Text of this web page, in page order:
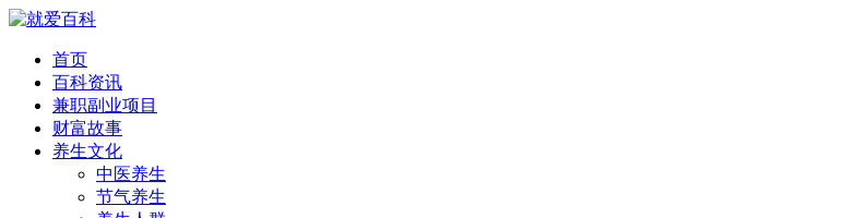
首页
百科资讯
兼职副业项目
财富故事
养生文化
中医养生
节气养生